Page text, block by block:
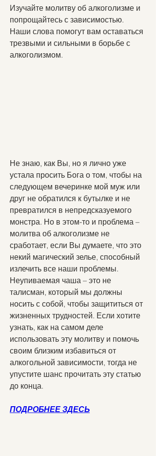
Изучайте молитву об алкоголизме и
попрощайтесь с зависимостью.
Наши слова помогут вам оставаться
трезвыми и сильными в борьбе с
алкоголизмом.
Не знаю, как Вы, но я лично уже
устала просить Бога о том, чтобы на
следующем вечеринке мой муж или
друг не обратился к бутылке и не
превратился в непредсказуемого
монстра. Но в этом-то и проблема –
молитва об алкоголизме не
сработает, если Вы думаете, что это
некий магический зелье, способный
излечить все наши проблемы.
Неупиваемая чаша – это не
талисман, который мы должны
носить с собой, чтобы защититься от
жизненных трудностей. Если хотите
узнать, как на самом деле
использовать эту молитву и помочь
своим близким избавиться от
алкогольной зависимости, тогда не
упустите шанс прочитать эту статью
до конца.
ПОДРОБНЕЕ ЗДЕСЬ